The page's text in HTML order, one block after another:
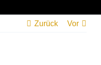
Zurück Vor